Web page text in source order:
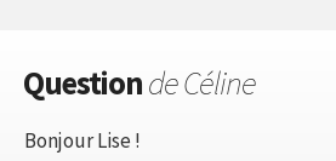
Questionde Céline
Bonjour Lise !